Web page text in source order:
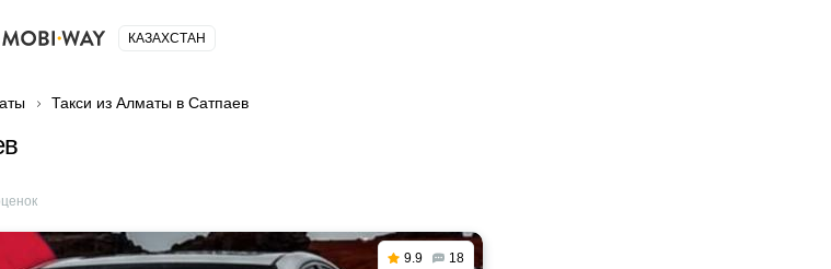
КАЗАХСТАН
Такси из Алматы в Сатпаев
9.9 18